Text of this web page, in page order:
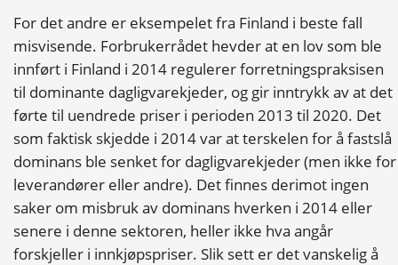
For det andre er eksempelet fra Finland i beste fall
misvisende. Forbrukerrådet hevder at en lov som ble
innført i Finland i 2014 regulerer forretningspraksisen
til dominante dagligvarekjeder, og gir inntrykk av at det
førte til uendrede priser i perioden 2013 til 2020. Det
som faktisk skjedde i 2014 var at terskelen for å fastslå
dominans ble senket for dagligvarekjeder (men ikke for
leverandører eller andre). Det finnes derimot ingen
saker om misbruk av dominans hverken i 2014 eller
senere i denne sektoren, heller ikke hva angår
forskjeller i innkjøpspriser. Slik sett er det vanskelig å